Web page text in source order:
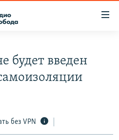
будет введен
без VPN